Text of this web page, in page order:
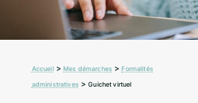
Accueil>Mes démarches >Formalités
administratives>Guichet virtuel